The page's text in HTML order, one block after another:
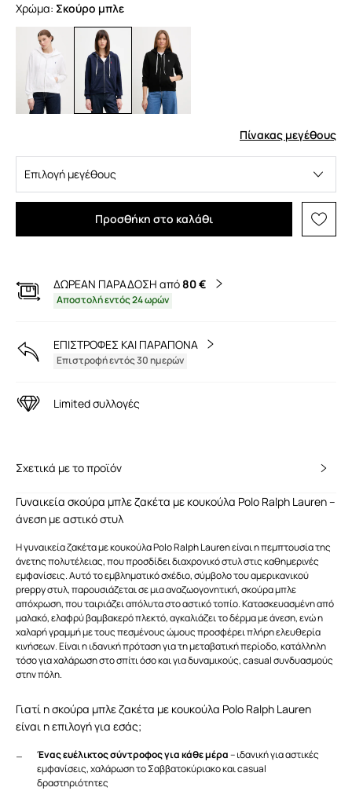
Χρώμα: σκούρο μπλε
Πίνακας μεγέθους
Επιλογή μεγέθους
Προσθήκη στο καλάθι
ΔΩΡΕΑΝ ΠΑΡΑΔΟΣΗ από80 €
Αποστολή εντός 24 ωρών
ΕΠΙΣΤΡΟΦΕΣ ΚΑΙ ΠΑΡΑΠΟΝΑ
Επιστροφή εντός 30 ημερών
Limited συλλογές
Σχετικά με το προϊόν
Γυναικεία σκούρα μπλε ζακέτα με κουκούλα Polo Ralph Lauren –
άνεση με αστικό στυλ
Η γυναικεία ζακέτα με κουκούλα Polo Ralph Lauren είναι η πεμπτουσία της
άνετης πολυτέλειας, που προσδίδει διαχρονικό στυλ στις καθημερινές
εμφανίσεις. Αυτό το εμβληματικό σχέδιο, σύμβολο του αμερικανικού
preppy στυλ, παρουσιάζεται σε μια αναζωογονητική, σκούρα μπλε
απόχρωση, που ταιριάζει απόλυτα στο αστικό τοπίο. Κατασκευασμένη από
μαλακό, ελαφρύ βαμβακερό πλεκτό, αγκαλιάζει το δέρμα με άνεση, ενώ η
χαλαρή γραμμή με τους πεσμένους ώμους προσφέρει πλήρη ελευθερία
κινήσεων. Είναι η ιδανική πρόταση για τη μεταβατική περίοδο, κατάλληλη
τόσο για χαλάρωση στο σπίτι όσο και για δυναμικούς, casual συνδυασμούς
στην πόλη.
Γιατί η σκούρα μπλε ζακέτα με κουκούλα Polo Ralph Lauren
είναι η επιλογή για εσάς;
Ένας ευέλικτος σύντροφος για κάθε μέρα– ιδανική για αστικές
εμφανίσεις, χαλάρωση το Σαββατοκύριακο και casual
δραστηριότητες